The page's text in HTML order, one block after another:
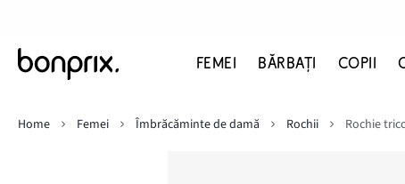
FEMEI BĂRBAŢI COPII
Home
Femei Îmbrăcăminte de damă Rochii Rochie